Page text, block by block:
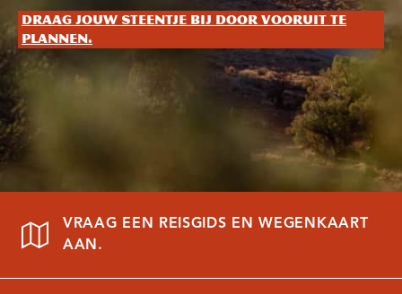
Draag jouw steentje bij door vooruit te
plannen.
VRAAG EEN REISGIDS EN WEGENKAART
AAN.